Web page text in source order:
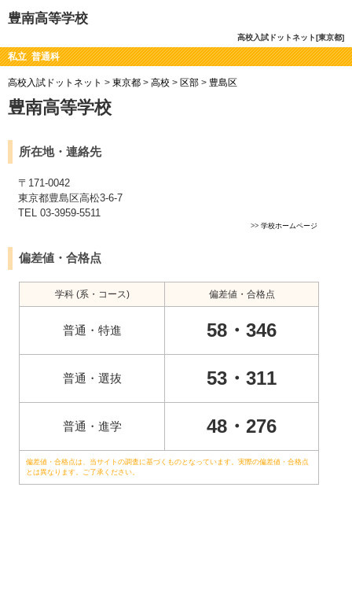
豊南高等学校
高校入試ドットネット[東京都]
私立 普通科
高校入試ドットネット > 東京都 > 高校 > 区部 > 豊島区
豊南高等学校
所在地・連絡先
〒171-0042
東京都豊島区高松3-6-7
TEL 03-3959-5511
>>学校ホームページ
偏差値・合格点
学科 (系・コース) 偏差値・合格点
普通・特進 58・346
普通・選抜 53・311
普通・進学 48・276
偏差値・合格点は、当サイトの調査に基づくものとなっています。実際の偏差値・合格点
とは異なります。ご了承ください。